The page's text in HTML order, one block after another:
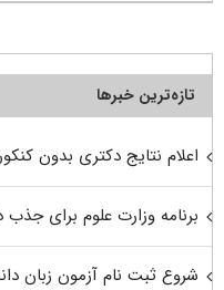
تازه‌ترین خبرها
اعلام نتایج دکتری بدون کنکور
برنامه وزارت علوم برای
شروع ثبت نام آزمون زبان